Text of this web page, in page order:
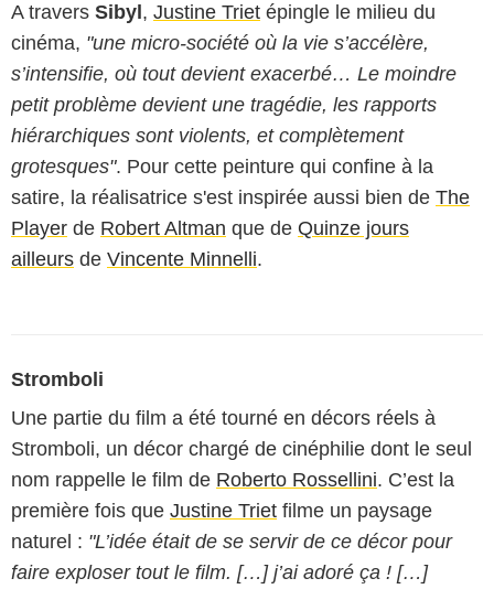
A travers Sibyl , Justine Triet épingle le milieu du
cinéma, "une micro-société où la vie s’accélère,
s’intensifie, où tout devient exacerbé… Le moindre
petit problème devient une tragédie, les rapports
hiérarchiques sont violents, et complètement
grotesques". Pour cette peinture qui confine à la
satire, la réalisatrice s'est inspirée aussi bien de The
Player de Robert Altman que de Quinze jours
ailleurs de Vincente Minnelli.
Stromboli
Une partie du film a été tourné en décors réels à
Stromboli, un décor chargé de cinéphilie dont le seul
nom rappelle le film de Roberto Rossellini. C’est la
première fois que Justine Triet filme un paysage
naturel : "L’idée était de se servir de ce décor pour
faire exploser tout le film. […] j’ai adoré ça ! […]